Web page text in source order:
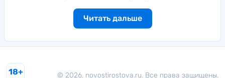
Читать дальше
18+ © 2026. novostirostova.ru. Все права защищены.